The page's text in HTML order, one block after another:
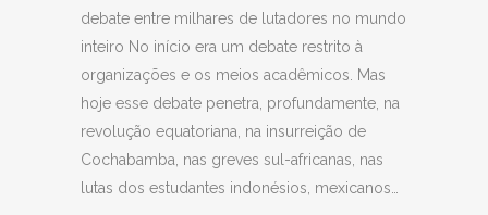
debate entre milhares de lutadores no mundo
inteiro No início era um debate restrito à
organizações e os meios acadêmicos. Mas
hoje esse debate penetra, profundamente, na
revolução equatoriana, na insurreição de
Cochabamba, nas greves sul-africanas, nas
lutas dos estudantes indonésios, mexicanos…